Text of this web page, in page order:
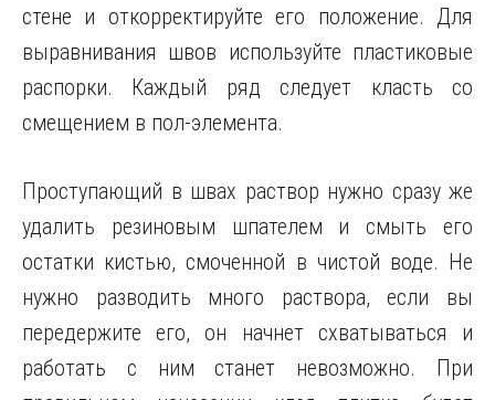
стене и откорректируйте его положение. Для
выравнивания швов используйте пластиковые
распорки. Каждый ряд следует класть со
смещением в пол-элемента.
Проступающий в швах раствор нужно сразу же
удалить резиновым шпателем и смыть его
остатки кистью, смоченной в чистой воде. Не
нужно разводить много раствора, если вы
передержите его, он начнет схватываться и
работать с ним станет невозможно. При